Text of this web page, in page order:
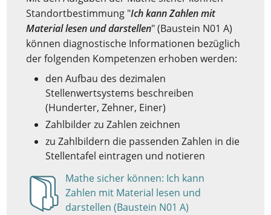
Standortbestimmung "Ich kann Zahlen mit
Material lesen und darstellen" (Baustein N01 A)
können diagnostische Informationen bezüglich
der folgenden Kompetenzen erhoben werden:
den Aufbau des dezimalen
Stellenwertsystems beschreiben
(Hunderter, Zehner, Einer)
Zahlbilder zu Zahlen zeichnen
zu Zahlbildern die passenden Zahlen in die
Stellentafel eintragen und notieren
Anzeigen
Mathe sicher können: Ich kann
Zahlen mit Material lesen und
darstellen (Baustein N01 A)